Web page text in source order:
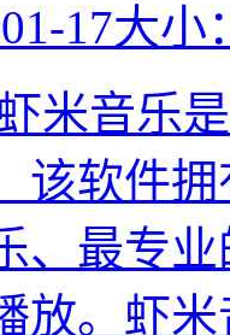
17大小
米音乐
该软件
、最专
放。虾